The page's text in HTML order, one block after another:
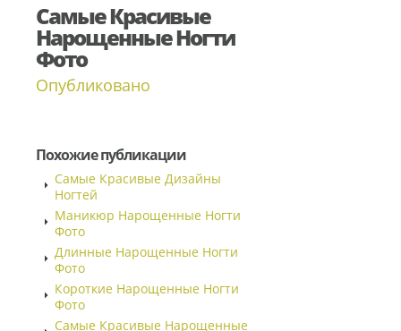
Самые Красивые
Нарощенные Ногти
Фото
Опубликовано
Похожие публикации
Самые Красивые Дизайны
Ногтей
Маникюр Нарощенные Ногти
Фото
Длинные Нарощенные Ногти
Фото
Короткие Нарощенные Ногти
Фото
Самые Красивые Нарощенные